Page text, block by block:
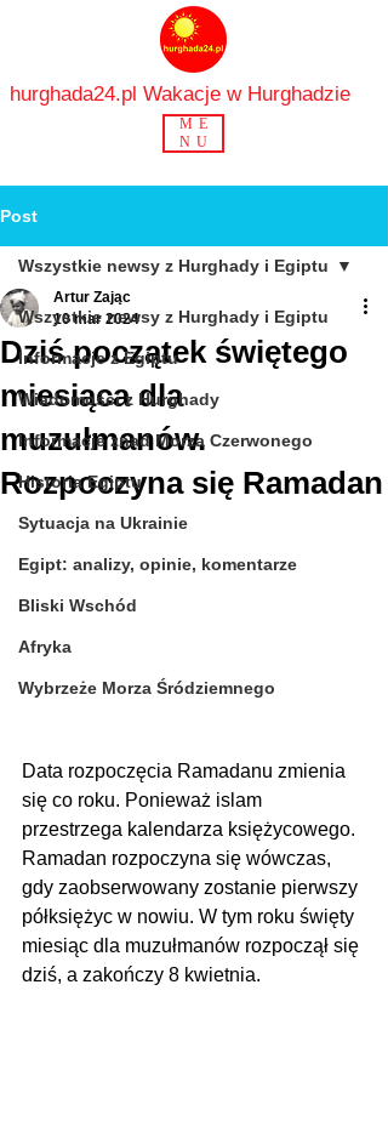
hurghada24.pl Wakacje w Hurghadzie
ME
NU
Post
Wszystkie newsy z Hurghady i Egiptu
Informacje z Egiptu
Wiadomości z Hurghady
Informacje znad Morza Czerwonego
Historia Egiptu
Sytuacja na Ukrainie
Egipt: analizy, opinie, komentarze
Bliski Wschód
Afryka
Wybrzeże Morza Śródziemnego
Wszystkie newsy z Hurghady i Egiptu
Dziś początek świętego
miesiąca dla
muzułmanów.
Rozpoczyna się Ramadan
Artur Zając
10 mar 2024
Data rozpoczęcia Ramadanu zmienia
się co roku. Ponieważ islam
przestrzega kalendarza księżycowego.
Ramadan rozpoczyna się wówczas,
gdy zaobserwowany zostanie pierwszy
półksiężyc w nowiu. W tym roku święty
miesiąc dla muzułmanów rozpoczął się
dziś, a zakończy 8 kwietnia.